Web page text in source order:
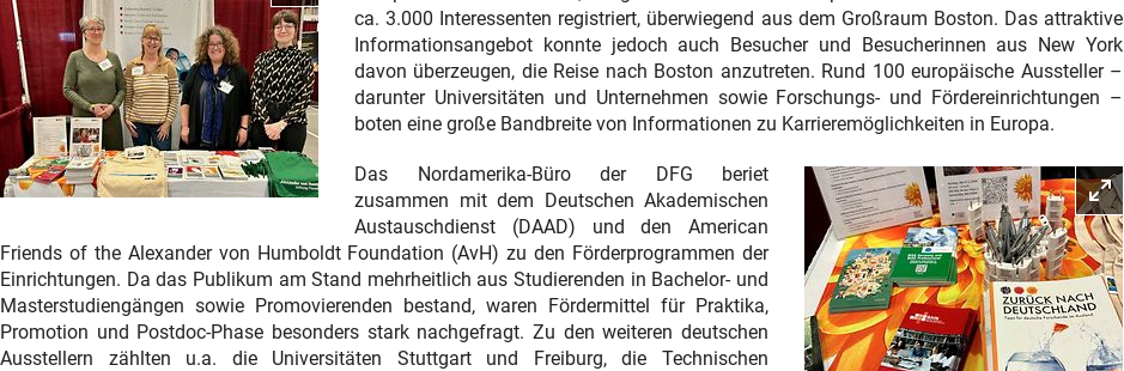
ca. 3.000 Interessenten registriert, überwiegend aus dem Großraum Boston. Das attraktive
Informationsangebot konnte jedoch auch Besucher und Besucherinnen aus New York
davon überzeugen, die Reise nach Boston anzutreten. Rund 100 europäische Aussteller –
darunter Universitäten und Unternehmen sowie Forschungs- und Fördereinrichtungen –
boten eine große Bandbreite von Informationen zu Karrieremöglichkeiten in Europa.
Das Nordamerika-Büro der DFG beriet
zusammen mit dem Deutschen Akademischen
Austauschdienst (DAAD) und den American
Friends of the Alexander von Humboldt Foundation (AvH) zu den Förderprogrammen der
Einrichtungen. Da das Publikum am Stand mehrheitlich aus Studierenden in Bachelor- und
Masterstudiengängen sowie Promovierenden bestand, waren Fördermittel für Praktika,
Promotion und Postdoc-Phase besonders stark nachgefragt. Zu den weiteren deutschen
Ausstellern zählten u.a. die Universitäten Stuttgart und Freiburg, die Technischen